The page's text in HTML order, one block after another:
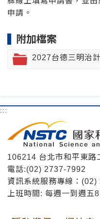
申請。
附加檔案
2027台德三明治
:::
106214 台北市和平東路
電話:(02) 2737-7992
資訊系統服務專線：
上班時間: 每週一到週五